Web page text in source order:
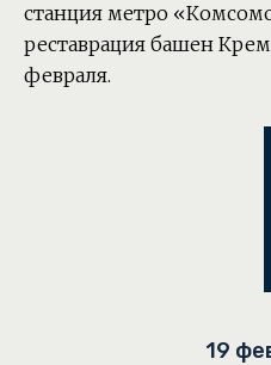
станция метро
реставрация башен
февраля.
19